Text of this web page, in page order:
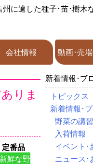
州に適した種子･苗･樹木
会社情報 動画･売
りま
定番品
新鮮な野
新着情報･ブ
トピックス
新着情報･
野菜の講
入荷情報
イベント･
ニュース･